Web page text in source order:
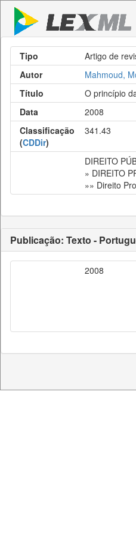
Tipo
Artigo de
Autor
Mahmoud,
Título
O princípio
Data
2008
Classificação
(CDDir)
341.43
DIREITO
» DIREITO
»» Direito
Publicação: Texto -
2008